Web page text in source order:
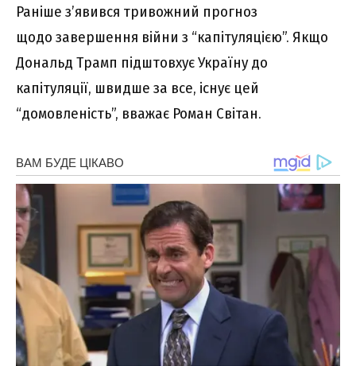
Раніше з’явився тривожний прогноз
щодо завершення війни з “капітуляцією”. Якщо
Дональд Трамп підштовхує Україну до
капітуляції, швидше за все, існує цей
“домовленість”, вважає Роман Світан.